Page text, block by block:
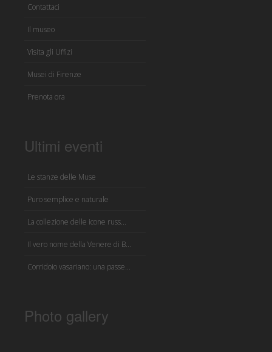
Contattaci
Il museo
Visita gli Uffizi
Musei di Firenze
Prenota ora
Ultimi eventi
Le stanze delle Muse
Puro semplice e naturale
La collezione delle icone russ...
Il vero nome della Venere di B...
Corridoio vasariano: una passe...
Photo gallery